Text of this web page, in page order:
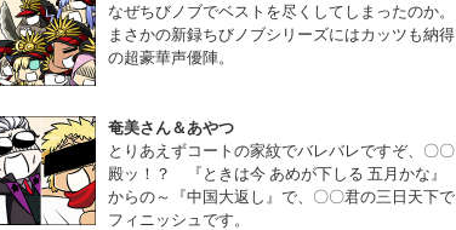
なぜちびノブでベストを尽くしてしまったのか。
まさかの新録ちびノブシリーズにはカッツも納得
の超豪華声優陣。
奄美さん＆あやつ
とりあえずコートの家紋でバレバレですぞ、〇〇
殿ッ！？ 『ときは今 あめが下しる 五月かな』
からの～『中国大返し』で、〇〇君の三日天下で
フィニッシュです。